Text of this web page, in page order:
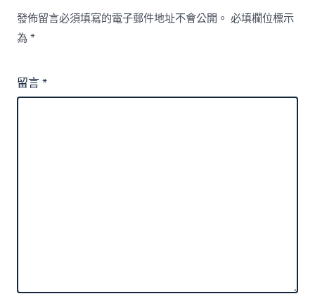
發佈留言必須填寫的電子郵件地址不會公開。 必填欄位標示
為*
留言*